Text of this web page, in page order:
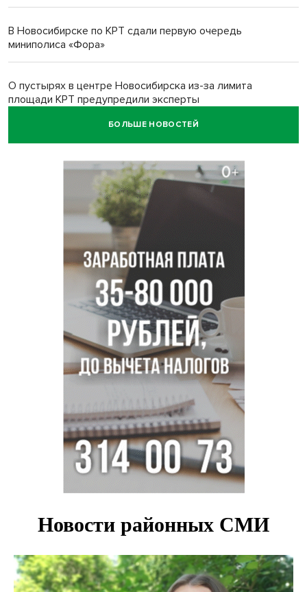
В Новосибирске по КРТ сдали первую очередь
миниполиса «Фора»
О пустырях в центре Новосибирска из-за лимита
площади КРТ предупредили эксперты
Начался настоящий сезон: новосибирцы ведрами
Под Новосибирском водитель авто выжил в
столкновении с поездом
В Новосибирске Роспотребнадзор изъял из продажи 1,4
тонны опасного мяса
Два миллиона на покупку авто получат 28 семей в
Новосибирской области
БОЛЬШЕ НОВОСТЕЙ